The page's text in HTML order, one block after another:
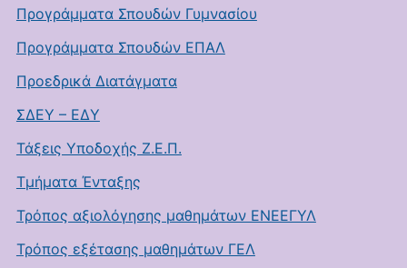
Προγράμματα Σπουδών Γυμνασίου
Προγράμματα Σπουδών ΕΠΑΛ
Προεδρικά Διατάγματα
ΣΔΕΥ – ΕΔΥ
Τάξεις Υποδοχής Ζ.Ε.Π.
Τμήματα Ένταξης
Τρόπος αξιολόγησης μαθημάτων ΕΝΕΕΓΥΛ
Τρόπος εξέτασης μαθημάτων ΓΕΛ